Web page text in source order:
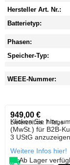
Hersteller Art. Nr.:
Batterietyp:
Phasen:
Speicher-Typ:
WEEE-Nummer:
949,00 €
Lieferzeit:ca. 7 Tage
Klicken Sie hier,
(MwSt.) für B2B-
3 UStG anzuzeigen.
Weitere Infos hier!
Ab Lager